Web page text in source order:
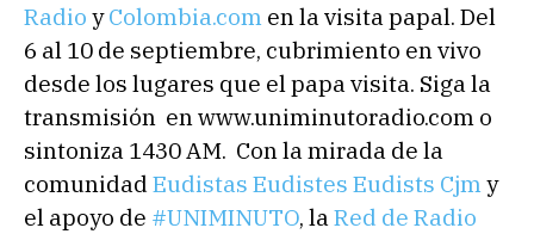
Radio yColombia.com en la visita papal. Del
6 al 10 de septiembre, cubrimiento en vivo
desde los lugares que el papa visita. Siga la
transmisión en www.uniminutoradio.com o
sintoniza 1430 AM. Con la mirada de la
comunidad Eudistas Eudistes Eudists Cjmy
el apoyo de #UNIMINUTO, laRed de Radio